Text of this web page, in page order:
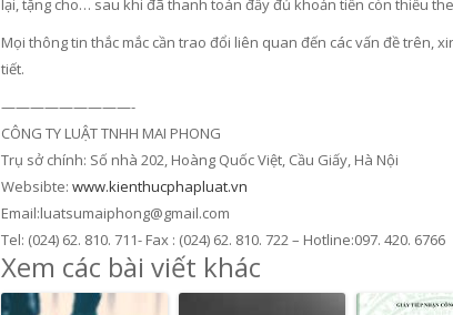
lại, tặng cho… sau khi đã thanh toán đầy đủ khoản tiền còn thiếu
Mọi thông tin thắc mắc cần trao đổi liên quan đến các vấn đề trên,
tiết.
—————————-
CÔNG TY LUẬT TNHH MAI PHONG
Trụ sở chính: Số nhà 202, Hoàng Quốc Việt, Cầu Giấy, Hà Nội
Websibte: www.kienthucphapluat.vn
Email:luatsumaiphong@gmail.com
Tel: (024) 62. 810. 711- Fax : (024) 62. 810. 722 – Hotline:097. 420. 6766
Xem các bài viết khác